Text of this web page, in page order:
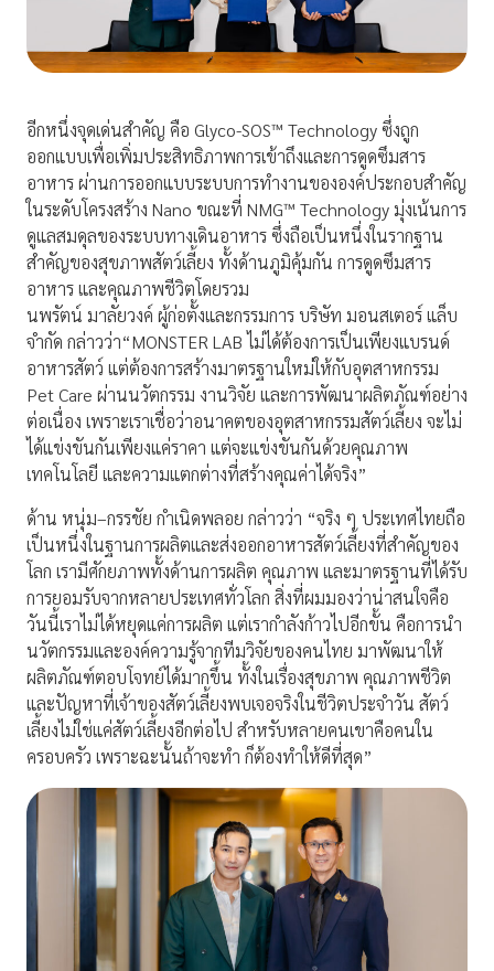
อีกหนึ่งจุดเด่นสำคัญ คือ Glyco-SOS™ Technology ซึ่งถูก
ออกแบบเพื่อเพิ่มประสิทธิภาพการเข้าถึงและการดูดซึมสาร
อาหาร ผ่านการออกแบบระบบการทำงานขององค์ประกอบสำคัญ
ในระดับโครงสร้าง Nano ขณะที่ NMG™ Technology มุ่งเน้นการ
ดูแลสมดุลของระบบทางเดินอาหาร ซึ่งถือเป็นหนึ่งในรากฐาน
สำคัญของสุขภาพสัตว์เลี้ยง ทั้งด้านภูมิคุ้มกัน การดูดซึมสาร
อาหาร และคุณภาพชีวิตโดยรวม
นพรัตน์ มาลัยวงค์ ผู้ก่อตั้งและกรรมการ บริษัท มอนสเตอร์ แล็บ
จำกัด กล่าวว่า“MONSTER LAB ไม่ได้ต้องการเป็นเพียงแบรนด์
อาหารสัตว์ แต่ต้องการสร้างมาตรฐานใหม่ให้กับอุตสาหกรรม
Pet Care ผ่านนวัตกรรม งานวิจัย และการพัฒนาผลิตภัณฑ์อย่าง
ต่อเนื่อง เพราะเราเชื่อว่าอนาคตของอุตสาหกรรมสัตว์เลี้ยง จะไม่
ได้แข่งขันกันเพียงแค่ราคา แต่จะแข่งขันกันด้วยคุณภาพ
เทคโนโลยี และความแตกต่างที่สร้างคุณค่าได้จริง”
ด้าน หนุ่ม–กรรชัย กำเนิดพลอย กล่าวว่า “จริง ๆ ประเทศไทยถือ
เป็นหนึ่งในฐานการผลิตและส่งออกอาหารสัตว์เลี้ยงที่สำคัญของ
โลก เรามีศักยภาพทั้งด้านการผลิต คุณภาพ และมาตรฐานที่ได้รับ
การยอมรับจากหลายประเทศทั่วโลก สิ่งที่ผมมองว่าน่าสนใจคือ
วันนี้เราไม่ได้หยุดแค่การผลิต แต่เรากำลังก้าวไปอีกขั้น คือการนำ
นวัตกรรมและองค์ความรู้จากทีมวิจัยของคนไทย มาพัฒนาให้
ผลิตภัณฑ์ตอบโจทย์ได้มากขึ้น ทั้งในเรื่องสุขภาพ คุณภาพชีวิต
และปัญหาที่เจ้าของสัตว์เลี้ยงพบเจอจริงในชีวิตประจำวัน สัตว์
เลี้ยงไม่ใช่แค่สัตว์เลี้ยงอีกต่อไป สำหรับหลายคนเขาคือคนใน
ครอบครัว เพราะฉะนั้นถ้าจะทำ ก็ต้องทำให้ดีที่สุด”